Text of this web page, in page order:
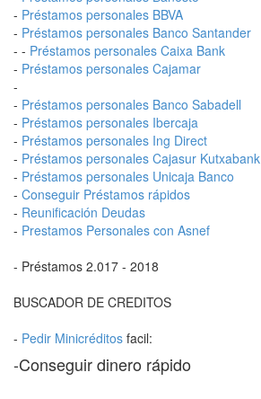
- Préstamos personales BBVA
- Préstamos personales Banco Santander
- - Préstamos personales Caixa Bank
- Préstamos personales Cajamar
-
- Préstamos personales Banco Sabadell
- Préstamos personales Ibercaja
- Préstamos personales Ing Direct
- Préstamos personales Cajasur Kutxabank
- Préstamos personales Unicaja Banco
- Conseguir Préstamos rápidos
- Reunificación Deudas
- Prestamos Personales con Asnef
- Préstamos 2.017 - 2018
BUSCADOR DE CREDITOS
- Pedir Minicréditos facil:
-Conseguir dinero rápido